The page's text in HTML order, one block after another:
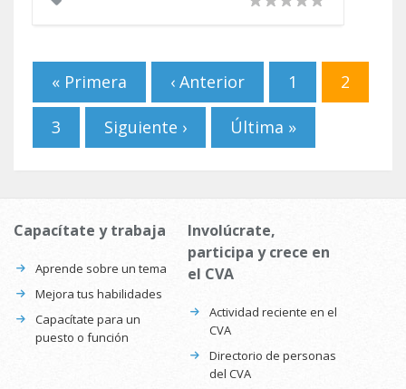
Páginas
« Primera ‹ Anterior 1 2
3 Siguiente › Última »
Capacítate y trabaja
Aprende sobre un tema
Mejora tus habilidades
Capacítate para un
puesto o función
Involúcrate,
participa y crece en
el CVA
Actividad reciente en el
CVA
Directorio de personas
del CVA